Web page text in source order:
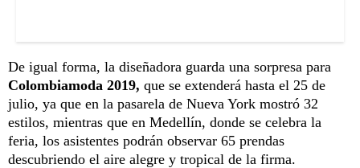
De igual forma, la diseñadora guarda una sorpresa para
Colombiamoda 2019, que se extenderá hasta el 25 de
julio, ya que en la pasarela de Nueva York mostró 32
estilos, mientras que en Medellín, donde se celebra la
feria, los asistentes podrán observar 65 prendas
descubriendo el aire alegre y tropical de la firma.